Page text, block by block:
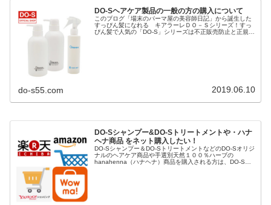
DO-Sヘアケア製品の一般の方の購入について
このブログ「場末のパーマ屋の美容師日記」から誕生した
すっぴん髪になれる キアラーレＤＯ－Ｓシリーズ！すっ
ぴん髪で人気の「DO-S」シリーズは不正販売防止と正規品
do-s55.com 2019.06.10
DO-Sシャンプー&DO-Sトリートメントや・ハナ
ヘナ商品 をネット購入したい！
DO-Sシャンプー＆DO-SトリートメントなどのDO-Sオリジ
ナルのヘアケア商品や手選別天然１００％ハーブの
hanahenna（ハナヘナ）商品を購入される方は、DO-S公